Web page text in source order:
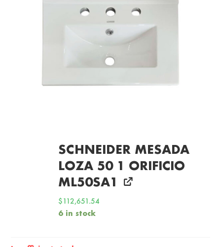
SCHNEIDER MESADA
LOZA 50 1 ORIFICIO
ML50SA1
$112,651.54
6 in stock